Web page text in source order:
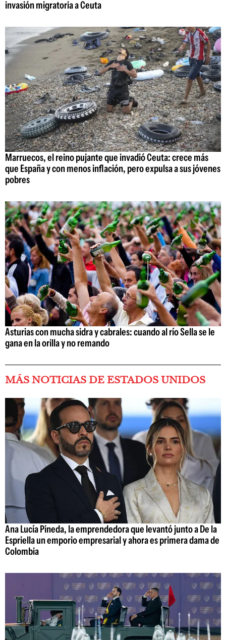
invasión migratoria a Ceuta
Marruecos, el reino pujante que invadió Ceuta: crece más
que España y con menos inflación, pero expulsa a sus jóvenes
pobres
Asturias con mucha sidra y cabrales: cuando al río Sella se le
gana en la orilla y no remando
MÁS NOTICIAS DE ESTADOS UNIDOS
Ana Lucía Pineda, la emprendedora que levantó junto a De la
Espriella un emporio empresarial y ahora es primera dama de
Colombia